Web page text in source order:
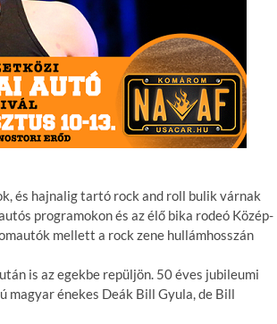
és hajnalig tartó rock and roll bulik várnak
programokon és az élő bika rodeó Közép-
mellett a rock zene hullámhosszán
is az egekbe repüljön. 50 éves jubileumi
magyar énekes Deák Bill Gyula, de Bill